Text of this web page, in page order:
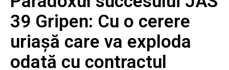
39 Gripen: Cu o cerere
uriașă care va exploda
odată cu contractul